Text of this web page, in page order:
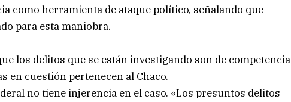
como herramienta de ataque político, señalando que
para esta maniobra.
los delitos que se están investigando son de competencia
en cuestión pertenecen al Chaco.
no tiene injerencia en el caso. «Los presuntos delitos